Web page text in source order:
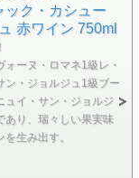
ック・カシュー
赤ワイン 750ml
ーヌ・ロマネ1級レ・
ン・ジョルジュ1級ブー
ュイ・サン・ジョルジ
あり、瑞々しい果実味
生み出す。